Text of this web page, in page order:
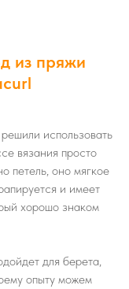
из пряжи
использовать
вязания просто
петель, оно мягкое
и имеет
хорошо знаком
для берета,
опыту можем